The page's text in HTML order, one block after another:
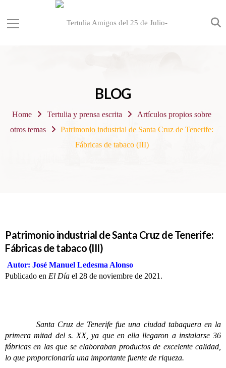
BLOG
Home Tertulia y prensa escrita
Artículos propios sobre
otros temas
Patrimonio industrial de Santa Cruz de Tenerife:
Fábricas de tabaco (III)
Patrimonio industrial de Santa Cruz de Tenerife:
Fábricas de tabaco (III)
Autor: José Manuel Ledesma Alonso
Publicado en El Día el 28 de noviembre de 2021.
Santa Cruz de Tenerife fue una ciudad tabaquera en la
primera mitad del s. XX, ya que en ella llegaron a instalarse 36
fábricas en las que se elaboraban productos de excelente calidad,
lo que proporcionaría una importante fuente de riqueza.